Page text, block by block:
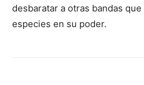
desbaratar a otras bandas
especies en su poder.